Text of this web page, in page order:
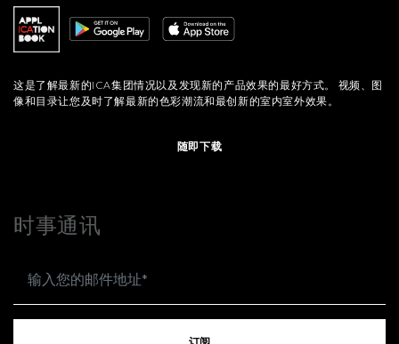
这是了解最新的ICA集团情况以及发现新的产品效果的最好方式。 视频、图
像和目录让您及时了解最新的色彩潮流和最创新的室内室外效果。
随即下载
时事通讯